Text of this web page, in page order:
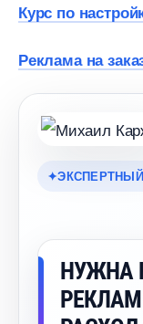
Курс по
Реклама на
НУЖНА